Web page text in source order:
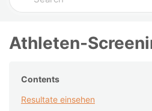
For
Athleten-
Contents
Resultate einsehen